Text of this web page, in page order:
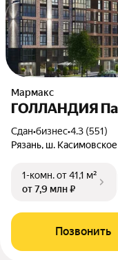
Мармакс
ГОЛЛАНДИЯ
Сдан•бизнес•4.3 (551)
Рязань, ш. Касимовское
1-комн.от 41,1 м²
от 7,9 млн ₽
Позвонить